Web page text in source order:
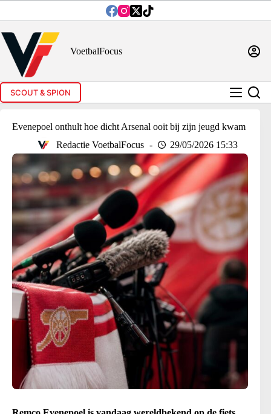
inhoud
VoetbalFocus
SCOUT & SPION
Evenepoel onthult hoe dicht Arsenal ooit bij zijn jeugd kwam
Redactie VoetbalFocus
29/05/2026 15:33